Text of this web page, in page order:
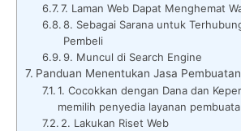
7. Laman Web Dapat Menghemat
8. Sebagai Sarana untuk
Pembeli
9. Muncul di Search Engine
Panduan Menentukan Jasa
1. Cocokkan dengan Dana dan
memilih penyedia layanan
2. Lakukan Riset Web